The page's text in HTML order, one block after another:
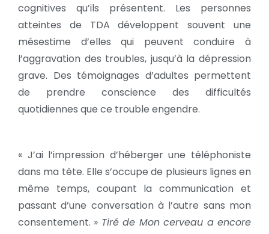
cognitives qu’ils présentent. Les personnes
atteintes de TDA développent souvent une
mésestime d’elles qui peuvent conduire à
l’aggravation des troubles, jusqu’à la dépression
grave. Des témoignages d’adultes permettent
de prendre conscience des difficultés
quotidiennes que ce trouble engendre.
« J’ai l’impression d’héberger une téléphoniste
dans ma tête. Elle s’occupe de plusieurs lignes en
même temps, coupant la communication et
passant d’une conversation à l’autre sans mon
consentement. » Tiré de Mon cerveau a encore